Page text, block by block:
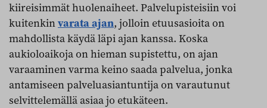
kiireisimmät huolenaiheet. Palvelupisteisiin voi
kuitenkinvarata ajan, jolloin etuusasioita on
mahdollista käydä läpi ajan kanssa. Koska
aukioloaikoja on hieman supistettu, on ajan
varaaminen varma keino saada palvelua, jonka
antamiseen palveluasiantuntija on varautunut
selvittelemällä asiaa jo etukäteen.